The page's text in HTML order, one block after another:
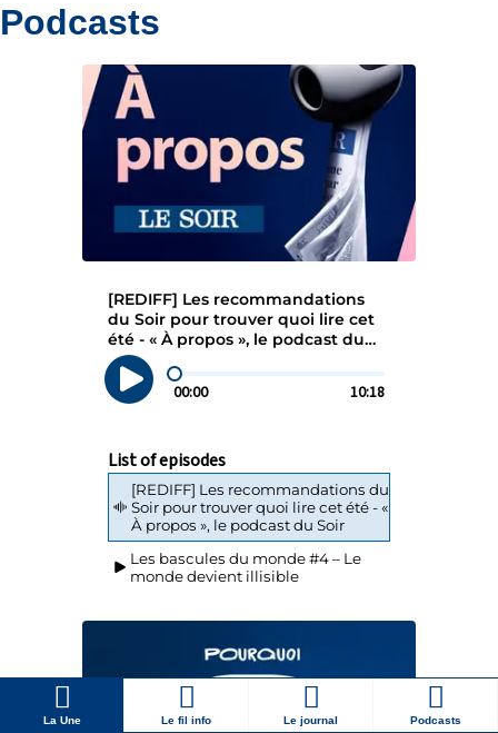
La Une Le fil info Le journal Podcasts
Podcasts